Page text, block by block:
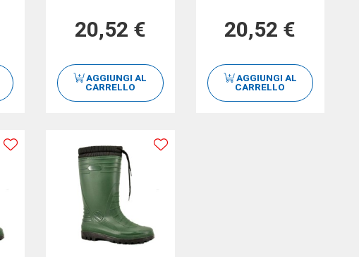
20,52 €
AGGIUNGI AL
CARRELLO
20,52 €
AGGIUNGI AL
CARRELLO